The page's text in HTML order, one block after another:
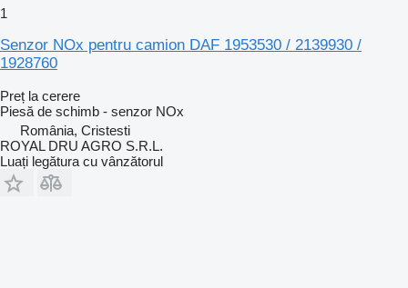
1
Senzor NOx pentru camion DAF 1953530 / 2139930 /
1928760
Preț la cerere
Piesă de schimb - senzor NOx
România, Cristesti
ROYAL DRU AGRO S.R.L.
Luați legătura cu vânzătorul